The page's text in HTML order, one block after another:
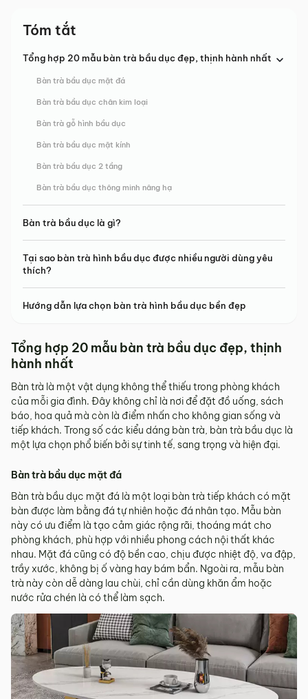
Tóm tắt
Tổng hợp 20 mẫu bàn trà bầu dục đẹp, thịnh hành nhất
Bàn trà bầu dục mặt đá
Bàn trà bầu dục chân kim loại
Bàn trà gỗ hình bầu dục
Bàn trà bầu dục mặt kính
Bàn trà bầu dục 2 tầng
Bàn trà bầu dục thông minh nâng hạ
Bàn trà bầu dục là gì?
Tại sao bàn trà hình bầu dục được nhiều người dùng yêu
thích?
Hướng dẫn lựa chọn bàn trà hình bầu dục bền đẹp
Tổng hợp 20 mẫu bàn trà bầu dục đẹp, thịnh
hành nhất
Bàn trà là một vật dụng không thể thiếu trong phòng khách
của mỗi gia đình. Đây không chỉ là nơi để đặt đồ uống, sách
báo, hoa quả mà còn là điểm nhấn cho không gian sống và
tiếp khách. Trong số các kiểu dáng bàn trà, bàn trà bầu dục là
một lựa chọn phổ biến bởi sự tinh tế, sang trọng và hiện đại.
Bàn trà bầu dục mặt đá
Bàn trà bầu dục mặt đá là một loại bàn trà tiếp khách có mặt
bàn được làm bằng đá tự nhiên hoặc đá nhân tạo. Mẫu bàn
này có ưu điểm là tạo cảm giác rộng rãi, thoáng mát cho
phòng khách, phù hợp với nhiều phong cách nội thất khác
nhau. Mặt đá cũng có độ bền cao, chịu được nhiệt độ, va đập,
trầy xước, không bị ố vàng hay bám bẩn. Ngoài ra, mẫu bàn
trà này còn dễ dàng lau chùi, chỉ cần dùng khăn ẩm hoặc
nước rửa chén là có thể làm sạch.